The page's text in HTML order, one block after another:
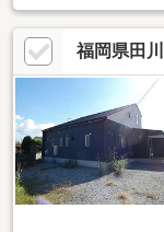
5LDKに変更可能で
福岡県田